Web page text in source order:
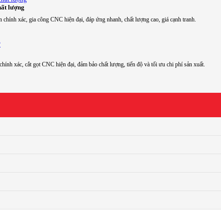
lượng
xác, gia công CNC hiện đại, đáp ứng nhanh, chất lượng cao, giá cạnh tranh.
xác, cắt gọt CNC hiện đại, đảm bảo chất lượng, tiến độ và tối ưu chi phí sản xuất.